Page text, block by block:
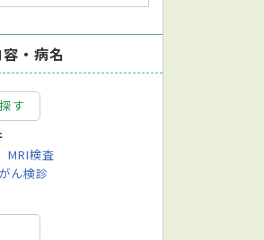
・病名
す
MRI検査
ん検診